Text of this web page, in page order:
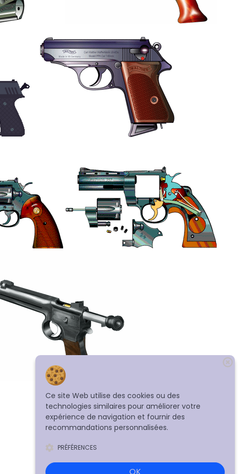
Ce site Web utilise des cookies ou des
technologies similaires pour améliorer votre
expérience de navigation et fournir des
recommandations personnalisées.
PRÉFÉRENCES